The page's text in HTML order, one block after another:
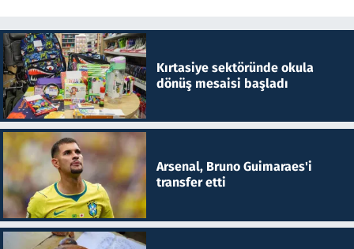
Kırtasiye sektöründe okula
dönüş mesaisi başladı
Arsenal, Bruno Guimaraes'i
transfer etti